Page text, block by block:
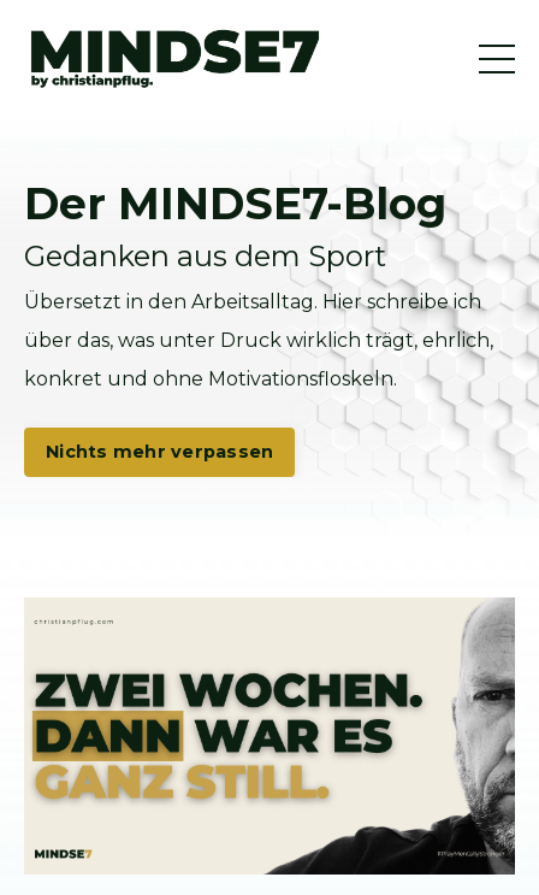
Der MINDSE7-Blog
Gedanken aus dem Sport
Übersetzt in den Arbeitsalltag. Hier schreibe ich
über das, was unter Druck wirklich trägt, ehrlich,
konkret und ohne Motivationsfloskeln.
Nichts mehr verpassen